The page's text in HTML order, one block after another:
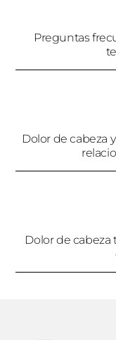
Preguntas
Dolor de cabeza
Dolor de cabeza